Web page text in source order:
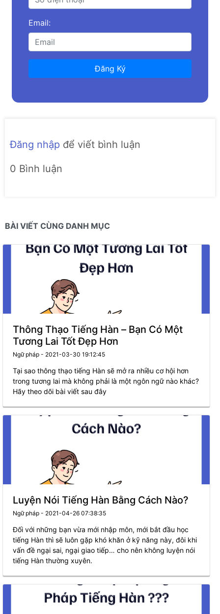
Email:
Đăng Ký
Đăng nhập để viết bình luận
0 Bình luận
BÀI VIẾT CÙNG DANH MỤC
Thông Thạo Tiếng Hàn – Bạn Có Một
Tương Lai Tốt Đẹp Hơn
Ngữ pháp - 2021-03-30 19:12:45
Tại sao thông thạo tiếng Hàn sẽ mở ra nhiều cơ hội hơn
trong tương lai mà không phải là một ngôn ngữ nào khác?
Hãy theo dõi bài viết sau đây
Luyện Nói Tiếng Hàn Bằng Cách Nào?
Ngữ pháp - 2021-04-26 07:38:35
Đối với những bạn vừa mới nhập môn, mới bắt đầu học
tiếng Hàn thì sẽ luôn gặp khó khăn ở kỹ năng này, đôi khi
vấn đề ngại sai, ngại giao tiếp… cho nên không luyện nói
tiếng Hàn thường xuyên.